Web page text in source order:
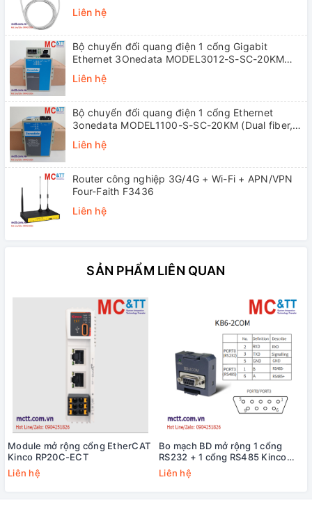
Liên hệ
Bộ chuyển đổi quang điện 1 cổng Gigabit
Ethernet 3Onedata MODEL3012-S-SC-20KM
Liên hệ
Bộ chuyển đổi quang điện 1 cổng Ethernet
3onedata MODEL1100-S-SC-20KM (Dual fiber,
Liên hệ
Router công nghiệp 3G/4G + Wi-Fi + APN/VPN
Four-Faith F3436
Liên hệ
SẢN PHẨM LIÊN QUAN
Module mở rộng cổng EtherCAT
Kinco RP20C-ECT
Liên hệ
Bo mạch BD mở rộng 1 cổng
RS232 + 1 cổng RS485 Kinco
KB6-2COM
Liên hệ